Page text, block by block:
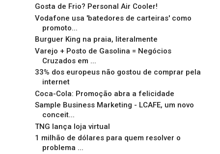
Gosta de Frio? Personal Air Cooler!
Vodafone usa 'batedores de carteiras' como
promoto...
Burguer King na praia, literalmente
Varejo + Posto de Gasolina = Negócios
Cruzados em ...
33% dos europeus não gostou de comprar pela
internet
Coca-Cola: Promoção abra a felicidade
Sample Business Marketing - LCAFE, um novo
conceit...
TNG lança loja virtual
1 milhão de dólares para quem resolver o
problema ...